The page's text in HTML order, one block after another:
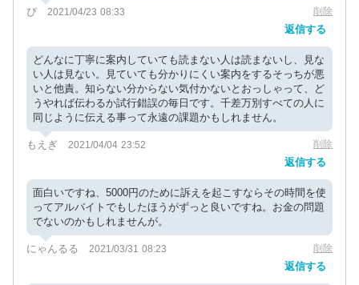
ぴ 2021/04/23 08:33 削除
返信する
どんなに丁寧に案内していても読まない人は読まないし、見な
い人は見ない。見ていても分かりにくい案内をするそっちが悪
いと他責。知らない分からない気付かないとおっしゃって、ど
うやれば伝わるか試行錯誤の毎日です。千差万別すべての人に
同じように伝える事って永遠の課題かもしれません。
もえぎ 2021/04/04 23:52 削除
返信する
面白いですね、5000円のために訴えを起こすならその時間を使
ってアルバイトでもしたほうがずっと良いですね。お金の問題
でないのかもしれませんが。
にゃんるる 2021/03/31 08:23 削除
返信する